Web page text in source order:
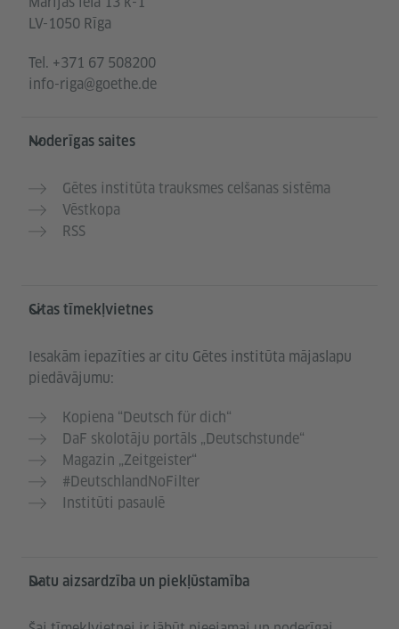
LV-1050 Rīga
Tel. +371 67 508200
info-riga@goethe.de
Noderīgas saites
Gētes institūta trauksmes celšanas sistēma
Vēstkopa
RSS
Citas tīmekļvietnes
Iesakām iepazīties ar citu Gētes institūta mājaslapu
piedāvājumu:
Kopiena “Deutsch für dich“
DaF skolotāju portāls „Deutschstunde“
Magazin „Zeitgeister“
#DeutschlandNoFilter
Institūti pasaulē
Datu aizsardzība un piekļūstamība